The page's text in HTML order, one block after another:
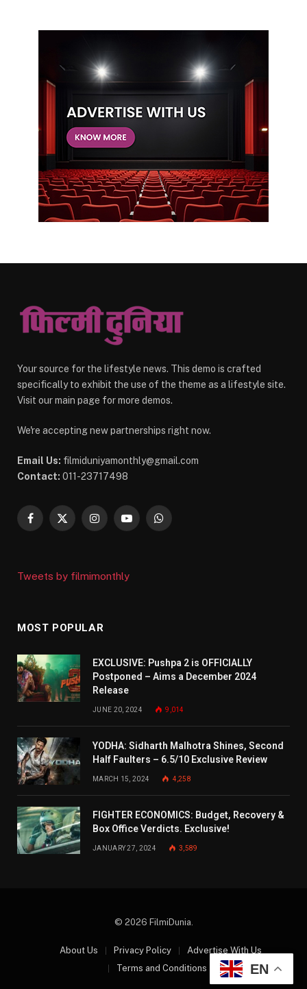
Your source for the lifestyle news. This demo is crafted
specifically to exhibit the use of the theme as a lifestyle site.
Visit our main page for more demos.
We're accepting new partnerships right now.
Email Us: filmiduniyamonthly@gmail.com
Contact: 011-23717498
Facebook
X
InstagramYouTubeWhatsApp
Tweets by filmimonthly
MOST POPULAR
EXCLUSIVE: Pushpa 2 is OFFICIALLY
Postponed – Aims a December 2024
Release
JUNE 20, 2024 9,014
YODHA: Sidharth Malhotra Shines, Second
Half Faulters – 6.5/10 Exclusive Review
MARCH 15, 2024 4,258
FIGHTER ECONOMICS: Budget, Recovery &
Box Office Verdicts. Exclusive!
JANUARY 27, 2024 3,589
© 2026 FilmiDunia.
About Us Privacy Policy
Advertise With Us
Terms and Conditions
EN